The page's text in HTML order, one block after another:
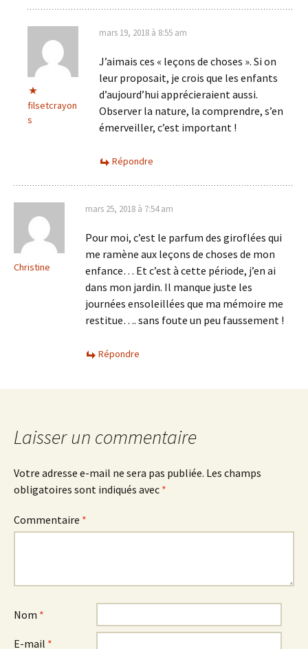
filsetcrayon
s
mars 19, 2018 à 8:55 am
J’aimais ces « leçons de choses ». Si on
leur proposait, je crois que les enfants
d’aujourd’hui apprécieraient aussi.
Observer la nature, la comprendre, s’en
émerveiller, c’est important !
Répondre
Christine
mars 25, 2018 à 7:54 am
Pour moi, c’est le parfum des giroflées qui
me ramène aux leçons de choses de mon
enfance… Et c’est à cette période, j’en ai
dans mon jardin. Il manque juste les
journées ensoleillées que ma mémoire me
restitue…. sans foute un peu faussement !
Répondre
Laisser un commentaire
Votre adresse e-mail ne sera pas publiée. Les champs
obligatoires sont indiqués avec *
Commentaire *
Nom *
E-mail *